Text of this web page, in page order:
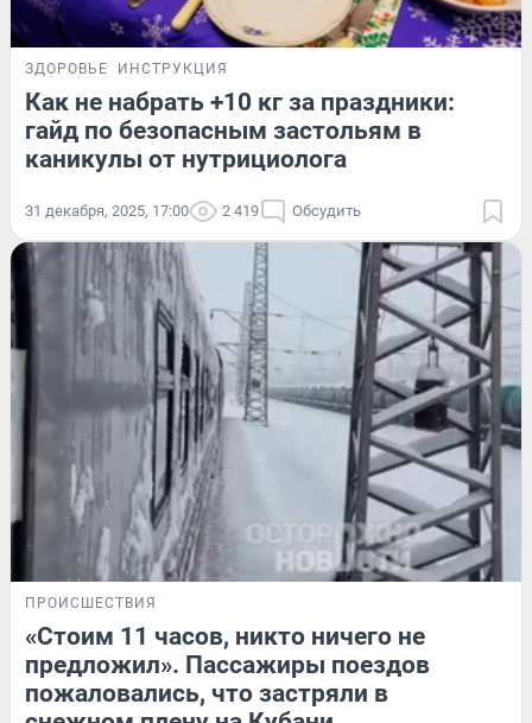
ЗДОРОВЬЕ ИНСТРУКЦИЯ
Как не набрать +10 кг за праздники:
гайд по безопасным застольям в
каникулы от нутрициолога
31 декабря, 2025, 17:00 2 419 Обсудить
ПРОИСШЕСТВИЯ
«Стоим 11 часов, никто ничего не
предложил». Пассажиры поездов
пожаловались, что застряли в